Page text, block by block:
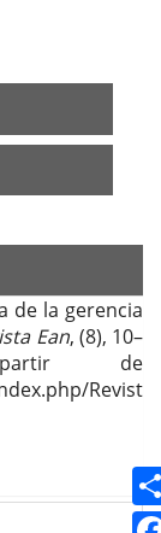
de la gerencia
Ean, (8), 10–
de
Revist